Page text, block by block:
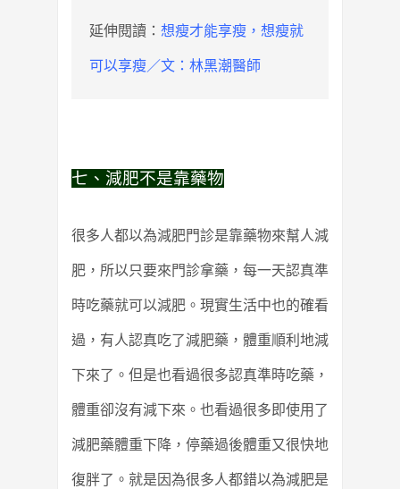
延伸閱讀： 想瘦才能享瘦，想瘦就
可以享瘦／文：林黑潮醫師
七、減肥不是靠藥物
很多人都以為減肥門診是靠藥物來幫人減
肥，所以只要來門診拿藥，每一天認真準
時吃藥就可以減肥。現實生活中也的確看
過，有人認真吃了減肥藥，體重順利地減
下來了。但是也看過很多認真準時吃藥，
體重卻沒有減下來。也看過很多即使用了
減肥藥體重下降，停藥過後體重又很快地
復胖了。就是因為很多人都錯以為減肥是